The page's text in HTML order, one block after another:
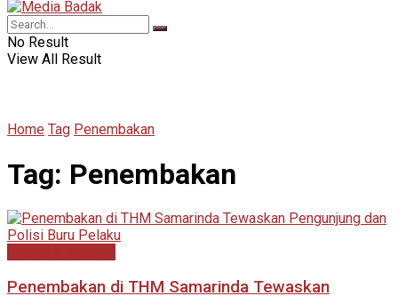
No Result
View All Result
Home Tag Penembakan
Tag: Penembakan
Penembakan di THM Samarinda Tewaskan